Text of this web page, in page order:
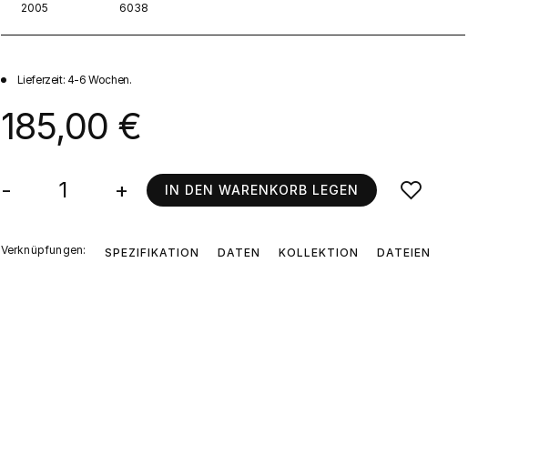
2005
6038
Lieferzeit: 4-6 Wochen.
185,00 €
- + IN DEN WARENKORB LEGEN
Verknüpfungen: SPEZIFIKATION DATEN KOLLEKTION DATEIEN